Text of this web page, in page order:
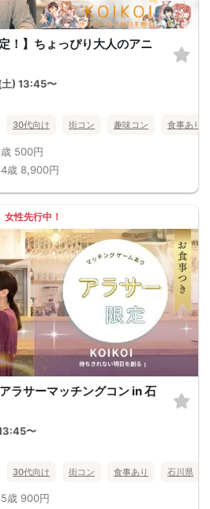
！】ちょっぴり大人のアニ
) 13:45〜
30代向け 街コン 趣味コン 食事あり
500円
歳 8,900円
女性先行中！
ラサーマッチングコン in 石
〜
30代向け 街コン 食事あり 石川県
歳 900円